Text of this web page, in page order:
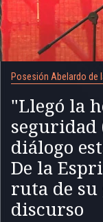
Posesión Abelardo de
"Llegó la
seguridad
diálogo
De la
ruta de
discurso